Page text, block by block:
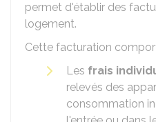
permet d'établir des
logement.
Cette facturation
Les frais
relevés des
consommation